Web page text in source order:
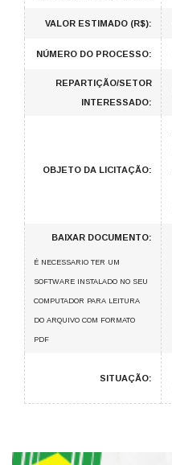
VALOR ESTIMADO (R$):
NÚMERO DO PROCESSO:
REPARTIÇÃO/SETOR
INTERESSADO:
OBJETO DA LICITAÇÃO:
BAIXAR DOCUMENTO:
É NECESSARIO TER UM
SOFTWARE INSTALADO NO SEU
COMPUTADOR PARA LEITURA
DO ARQUIVO COM FORMATO
PDF
SITUAÇÃO: